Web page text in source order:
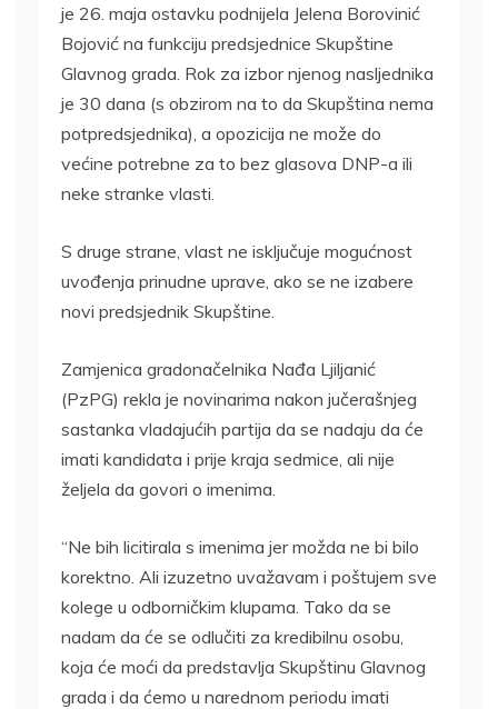
je 26. maja ostavku podnijela Jelena Borovinić
Bojović na funkciju predsjednice Skupštine
Glavnog grada. Rok za izbor njenog nasljednika
je 30 dana (s obzirom na to da Skupština nema
potpredsjednika), a opozicija ne može do
većine potrebne za to bez glasova DNP-a ili
neke stranke vlasti.
S druge strane, vlast ne isključuje mogućnost
uvođenja prinudne uprave, ako se ne izabere
novi predsjednik Skupštine.
Zamjenica gradonačelnika Nađa Ljiljanić
(PzPG) rekla je novinarima nakon jučerašnjeg
sastanka vladajućih partija da se nadaju da će
imati kandidata i prije kraja sedmice, ali nije
željela da govori o imenima.
“Ne bih licitirala s imenima jer možda ne bi bilo
korektno. Ali izuzetno uvažavam i poštujem sve
kolege u odborničkim klupama. Tako da se
nadam da će se odlučiti za kredibilnu osobu,
koja će moći da predstavlja Skupštinu Glavnog
grada i da ćemo u narednom periodu imati